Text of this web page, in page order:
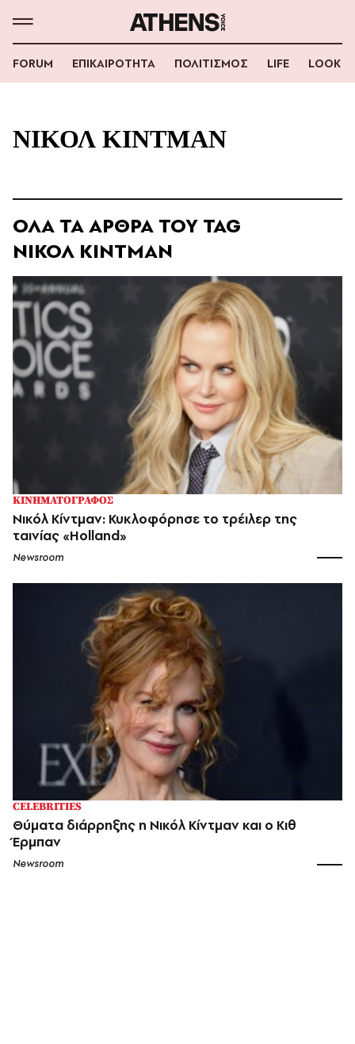
FORUM ΕΠΙΚΑΙΡΟΤΗΤΑ ΠΟΛΙΤΙΣΜΟΣ LIFE LOOK
ΝΙΚΟΛ ΚΙΝΤΜΑΝ
ΟΛΑ ΤΑ ΑΡΘΡΑ ΤΟΥ TAG
ΝΙΚΟΛ ΚΙΝΤΜΑΝ
ΚΙΝΗΜΑΤΟΓΡΑΦΟΣ
Νικόλ Κίντμαν: Κυκλοφόρησε το τρέιλερ της
ταινίας «Holland»
Newsroom
CELEBRITIES
Θύματα διάρρηξης η Νικόλ Κίντμαν και ο Κιθ
Έρμπαν
Newsroom